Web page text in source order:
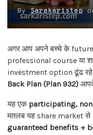
BySarakaristep
अगर आप अपने बच्चे के
professional course या
investment option ढूंढ रहे
Back Plan (Plan 932)
यह एक participating,
मतलब यह share market
guaranteed benefits +